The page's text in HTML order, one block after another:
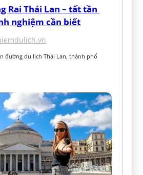
Rai Thái Lan – tất tần
nghiệm cần biết
đường du lịch Thái Lan, thành phố